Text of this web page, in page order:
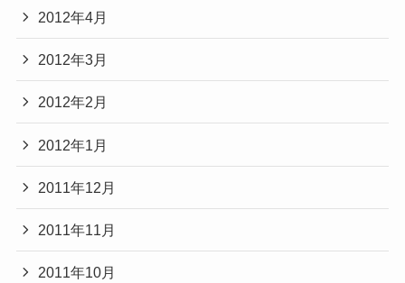
2012年4月
2012年3月
2012年2月
2012年1月
2011年12月
2011年11月
2011年10月